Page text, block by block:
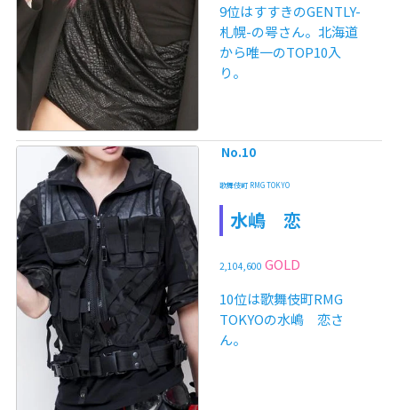
9位はすすきのGENTLY-
札幌-の咢さん。北海道
から唯一のTOP10入
り。
No.10
歌舞伎町 RMG TOKYO
水嶋 恋
2,104,600 GOLD
10位は歌舞伎町RMG
TOKYOの水嶋 恋さ
ん。